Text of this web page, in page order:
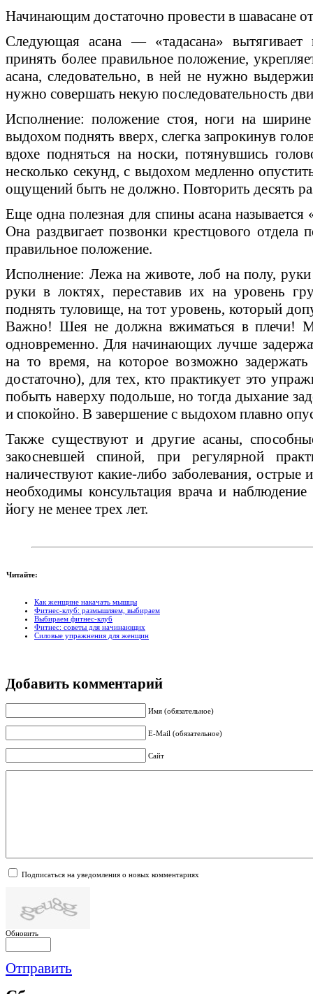
Начинающим достаточно провести в шавасане
Следующая асана — «тадасана» вытягивает
принять более правильное положение,
асана, следовательно, в ней не нужно
нужно совершать некую последовательность
Исполнение: положение стоя, ноги на
выдохом поднять вверх, слегка запрокинув
вдохе подняться на носки, потянувшись
несколько секунд, с выдохом медленно
ощущений быть не должно. Повторить десять
Еще одна полезная для спины асана
Она раздвигает позвонки крестцового отдела
правильное положение.
Исполнение: Лежа на животе, лоб на полу,
руки в локтях, переставив их на уровень
поднять туловище, на тот уровень, который
Важно! Шея не должна вжиматься в плечи!
одновременно. Для начинающих лучше
на то время, на которое возможно
достаточно), для тех, кто практикует это
побыть наверху подольше, но тогда дыхание
и спокойно. В завершение с выдохом плавно
Также существуют и другие асаны,
закосневшей спиной, при регулярной
наличествуют какие-либо заболевания, острые
необходимы консультация врача и
йогу не менее трех лет.
Читайте:
Как женщине накачать мышцы
Фитнес-клуб: размышляем, выбираем
Выбираем фитнес-клуб
Фитнес: советы для начинающих
Силовые упражнения для женщин
Добавить комментарий
Имя (обязательное)
E-Mail (обязательное)
Сайт
Подписаться на уведомления о новых комментариях
Обновить
Отправить